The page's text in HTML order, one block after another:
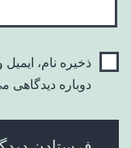
ذخیره نام،
دوباره دیدگاهی